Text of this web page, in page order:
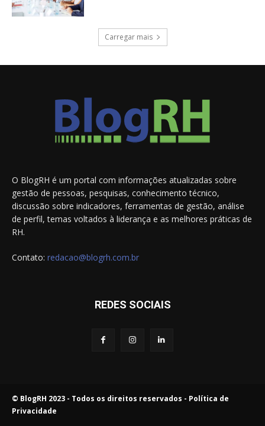
Carregar mais
O BlogRH é um portal com informações atualizadas sobre
gestão de pessoas, pesquisas, conhecimento técnico,
discussão sobre indicadores, ferramentas de gestão, análise
de perfil, temas voltados à liderança e as melhores práticas de
RH.
Contato: redacao@blogrh.com.br
REDES SOCIAIS
© BlogRH 2023 - Todos os direitos reservados - Política de
Privacidade